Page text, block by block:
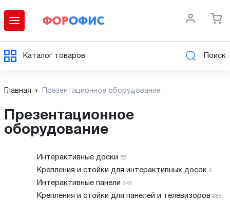
Каталог товаров Поиск
Главная Презентационное оборудование
Презентационное
оборудование
Интерактивные доски 52
Крепления и стойки для интерактивных досок 6
Интерактивные панели 648
Крепления и стойки для панелей и телевизоров 286